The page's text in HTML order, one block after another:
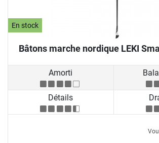
En stock
Bâtons marche nordique LEKI
Amorti
Détails